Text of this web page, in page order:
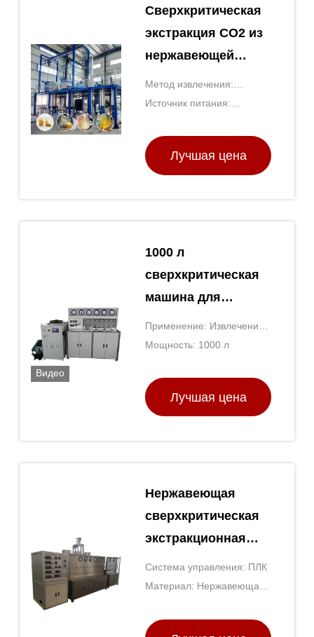
Сверхкритическая
экстракция СО2 из
нержавеющей
стали с помощью
источника
Метод извлечения:
Растворяющее извлечение
Источник питания:
Лучшая цена
Видео
1000 л
сверхкритическая
машина для
экстракции
жидкости
сверхкритическая
машина для
Применение: Извлечение
масла
Мощность: 1000 л
Лучшая цена
Нержавеющая
сверхкритическая
экстракционная
машина для
углекислого газа
Система управления: ПЛК
Материал: Нержавеющая